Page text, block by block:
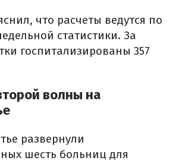
что расчеты ведутся по
статистики. За
госпитализированы 357
волны на
развернули
шесть больниц для